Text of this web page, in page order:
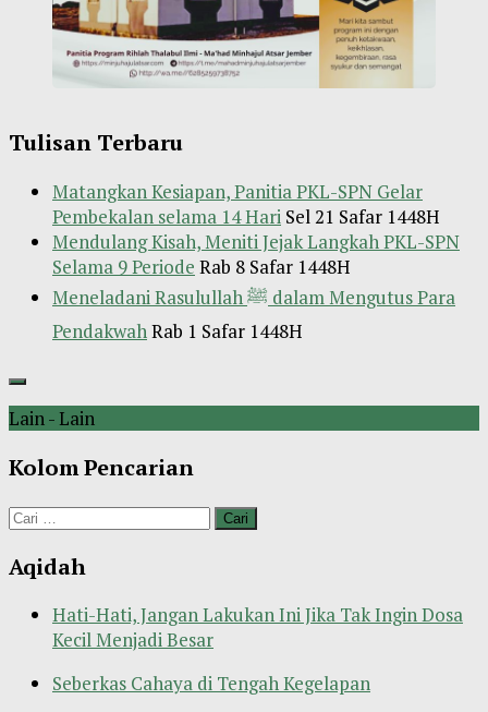
Tulisan Terbaru
Matangkan Kesiapan, Panitia PKL-SPN Gelar
Pembekalan selama 14 Hari Sel 21 Safar 1448H
Mendulang Kisah, Meniti Jejak Langkah PKL-SPN
Selama 9 Periode Rab 8 Safar 1448H
Meneladani Rasulullah ﷺ dalam Mengutus Para
PendakwahRab 1 Safar 1448H
Lain - Lain
Kolom Pencarian
Cari
Aqidah
Hati-Hati, Jangan Lakukan Ini Jika Tak Ingin Dosa
Kecil Menjadi Besar
Seberkas Cahaya di Tengah Kegelapan